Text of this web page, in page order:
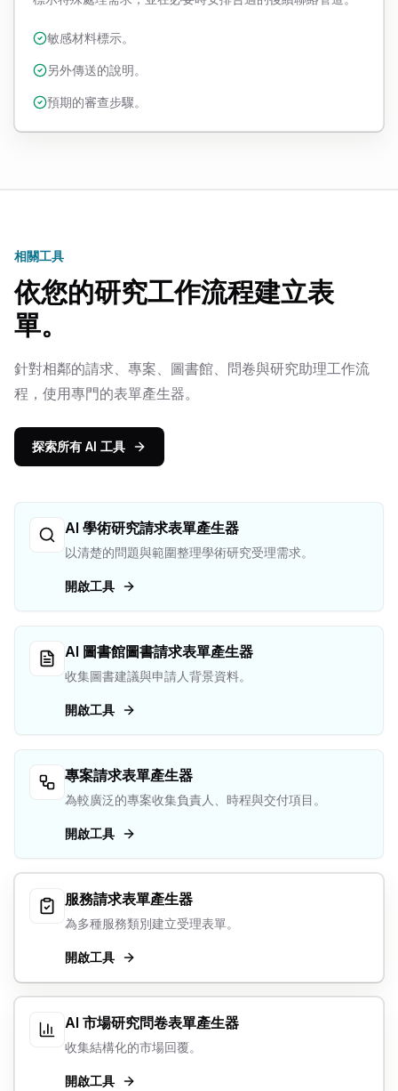
敏感材料標示。
另外傳送的說明。
預期的審查步驟。
相關工具
依您的研究工作流程建立表
單。
針對相鄰的請求、專案、圖書館、問卷與研究助理工作流
程，使用專門的表單產生器。
探索所有 AI 工具
AI 學術研究請求表單產生器
以清楚的問題與範圍整理學術研究受理需求。
開啟工具
AI 圖書館圖書請求表單產生器
收集圖書建議與申請人背景資料。
開啟工具
專案請求表單產生器
為較廣泛的專案收集負責人、時程與交付項目。
開啟工具
服務請求表單產生器
為多種服務類別建立受理表單。
開啟工具
AI 市場研究問卷表單產生器
收集結構化的市場回覆。
開啟工具